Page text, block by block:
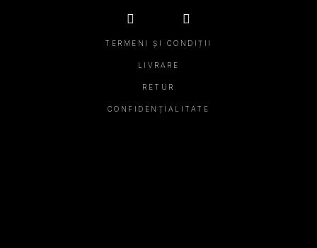
TERMENI ȘI CONDIȚII
LIVRARE
RETUR
CONFIDENȚIALITATE